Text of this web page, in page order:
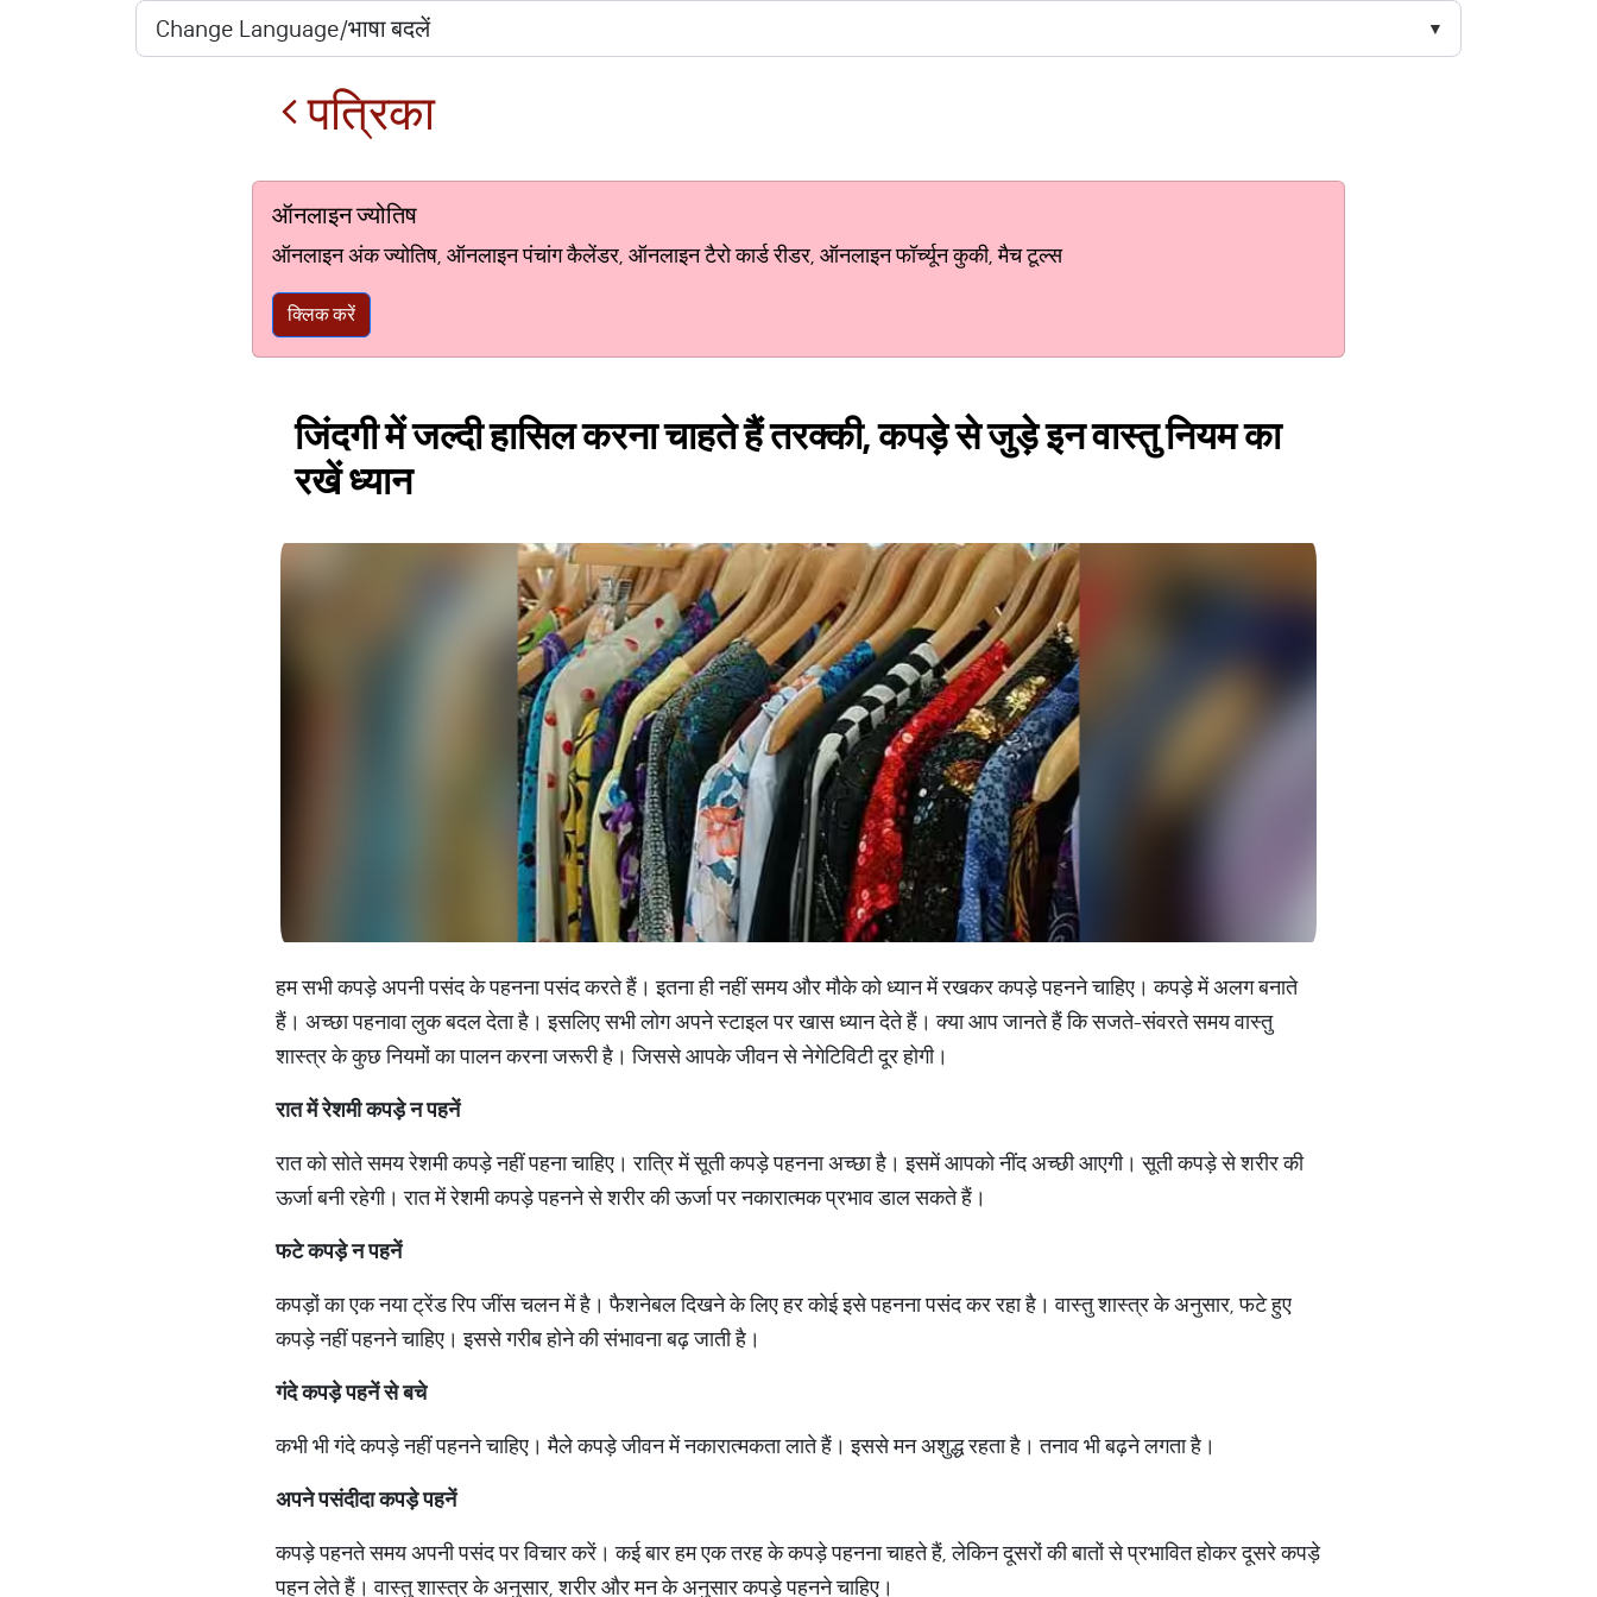
पत्रिका
ऑनलाइन ज्योतिष
ऑनलाइन अंक ज्योतिष, ऑनलाइन पंचांग कैलेंडर, ऑनलाइन टैरो कार्ड रीडर, ऑनलाइन फॉर्च्यून कुकी, मैच टूल्स
क्लिक करें
जिंदगी में जल्दी हासिल करना चाहते हैं तरक्की, कपड़े से जुड़े इन वास्तु नियम का
रखें ध्यान
हम सभी कपड़े अपनी पसंद के पहनना पसंद करते हैं। इतना ही नहीं समय और मौके को ध्यान में रखकर कपड़े पहनने चाहिए। कपड़े में अलग बनाते
हैं। अच्छा पहनावा लुक बदल देता है। इसलिए सभी लोग अपने स्टाइल पर खास ध्यान देते हैं। क्या आप जानते हैं कि सजते-संवरते समय वास्तु
शास्त्र के कुछ नियमों का पालन करना जरूरी है। जिससे आपके जीवन से नेगेटिविटी दूर होगी।
रात में रेशमी कपड़े न पहनें
रात को सोते समय रेशमी कपड़े नहीं पहना चाहिए। रात्रि में सूती कपड़े पहनना अच्छा है। इसमें आपको नींद अच्छी आएगी। सूती कपड़े से शरीर की
ऊर्जा बनी रहेगी। रात में रेशमी कपड़े पहनने से शरीर की ऊर्जा पर नकारात्मक प्रभाव डाल सकते हैं।
फटे कपड़े न पहनें
कपड़ों का एक नया ट्रेंड रिप जींस चलन में है। फैशनेबल दिखने के लिए हर कोई इसे पहनना पसंद कर रहा है। वास्तु शास्त्र के अनुसार, फटे हुए
कपड़े नहीं पहनने चाहिए। इससे गरीब होने की संभावना बढ़ जाती है।
गंदे कपड़े पहनें से बचे
कभी भी गंदे कपड़े नहीं पहनने चाहिए। मैले कपड़े जीवन में नकारात्मकता लाते हैं। इससे मन अशुद्ध रहता है। तनाव भी बढ़ने लगता है।
अपने पसंदीदा कपड़े पहनें
कपड़े पहनते समय अपनी पसंद पर विचार करें। कई बार हम एक तरह के कपड़े पहनना चाहते हैं, लेकिन दूसरों की बातों से प्रभावित होकर दूसरे कपड़े
पहन लेते हैं। वास्तु शास्त्र के अनुसार, शरीर और मन के अनुसार कपड़े पहनने चाहिए।